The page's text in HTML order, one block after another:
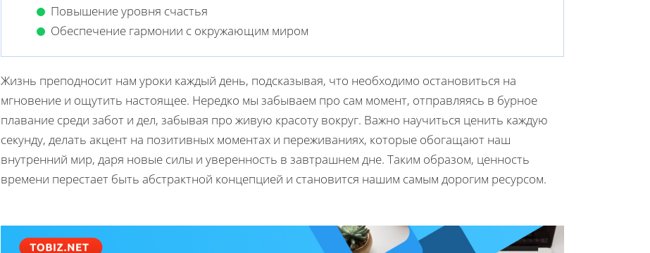
Повышение уровня счастья
Обеспечение гармонии с окружающим миром
Жизнь преподносит нам уроки каждый день, подсказывая, что необходимо остановиться на
мгновение и ощутить настоящее. Нередко мы забываем про сам момент, отправляясь в бурное
плавание среди забот и дел, забывая про живую красоту вокруг. Важно научиться ценить каждую
секунду, делать акцент на позитивных моментах и переживаниях, которые обогащают наш
внутренний мир, даря новые силы и уверенность в завтрашнем дне. Таким образом, ценность
времени перестает быть абстрактной концепцией и становится нашим самым дорогим ресурсом.